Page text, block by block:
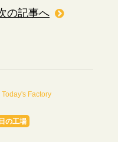
の記事へ
Today's Factory
の工場